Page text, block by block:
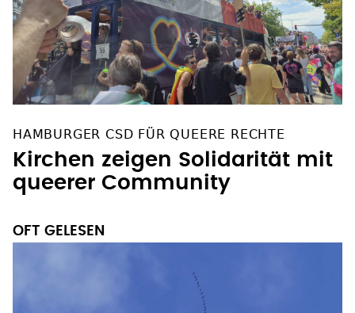
HAMBURGER CSD FÜR QUEERE RECHTE
Kirchen zeigen Solidarität mit
queerer Community
OFT GELESEN